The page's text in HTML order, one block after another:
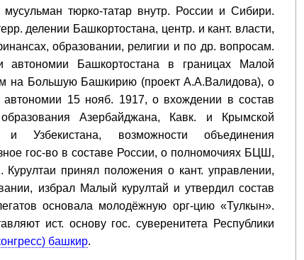
тюрко-татар внутр. России и Сибири.
делении Башкортостана, центр. и кант. власти,
образовании, религии и по др. вопросам.
автономии Башкортостана в границах Малой
на Большую Башкирию (проект А.А.Валидова), о
15 нояб. 1917, о вхождении в состав
Азербайджана, Кавк. и Крымской
и Узбекистана, возможности объединения
гос-во в составе России, о полномочиях БЦШ,
принял положения о кант. управлении,
избрал Малый курултай и утвердил состав
основала молодёжную орг-цию «Тулкын».
ист. основу гос. суверенитета Республики
башкир.